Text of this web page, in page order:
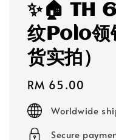
✨🏠 TH
纹Polo领
货实拍）
Regular
price
RM 65.00
Worldwide
Secure